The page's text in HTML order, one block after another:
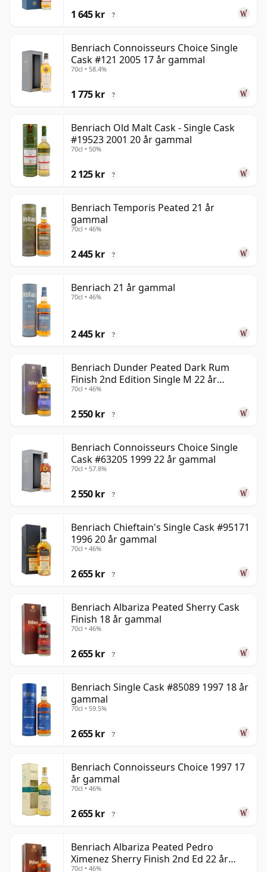
1 645 kr ?
Benriach Connoisseurs Choice Single
Cask #121 2005 17 år gammal
70cl • 58.4%
1 775 kr ?
Benriach Old Malt Cask - Single Cask
#19523 2001 20 år gammal
70cl • 50%
2 125 kr ?
Benriach Temporis Peated 21 år
gammal
70cl • 46%
2 445 kr ?
Benriach 21 år gammal
70cl • 46%
2 445 kr ?
Benriach Dunder Peated Dark Rum
Finish 2nd Edition Single M 22 år
gammal
70cl • 46%
2 550 kr ?
Benriach Connoisseurs Choice Single
Cask #63205 1999 22 år gammal
70cl • 57.8%
2 550 kr ?
Benriach Chieftain's Single Cask #95171
1996 20 år gammal
70cl • 46%
2 655 kr ?
Benriach Albariza Peated Sherry Cask
Finish 18 år gammal
70cl • 46%
2 655 kr ?
Benriach Single Cask #85089 1997 18 år
gammal
70cl • 59.5%
2 655 kr ?
Benriach Connoisseurs Choice 1997 17
år gammal
70cl • 46%
2 655 kr ?
Benriach Albariza Peated Pedro
Ximenez Sherry Finish 2nd Ed 22 år
70cl • 46%